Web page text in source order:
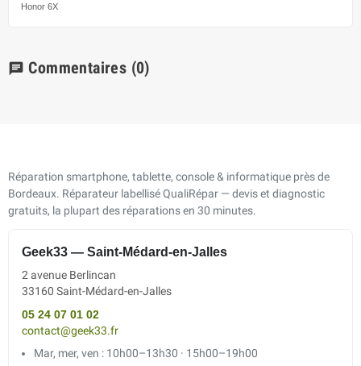
Honor 6X
chat Commentaires (0)
Réparation smartphone, tablette, console & informatique près de
Bordeaux. Réparateur labellisé QualiRépar — devis et diagnostic
gratuits, la plupart des réparations en 30 minutes.
Geek33 — Saint-Médard-en-Jalles
2 avenue Berlincan
33160 Saint-Médard-en-Jalles
05 24 07 01 02
contact@geek33.fr
Mar, mer, ven : 10h00–13h30 · 15h00–19h00